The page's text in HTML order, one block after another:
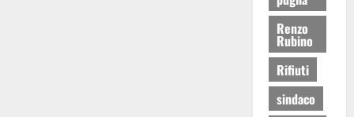
Renzo
Rubino
Rifiuti
sindaco